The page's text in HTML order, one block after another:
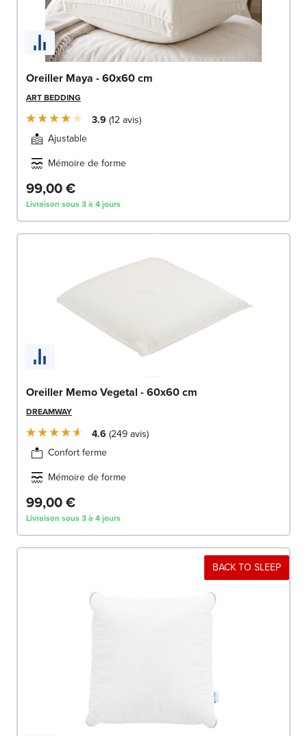
Oreiller Maya - 60x60 cm
ART BEDDING
3.9 12avis
Ajustable
Mémoire de forme
99,00 €
Livraison sous 3 à 4 jours
Oreiller Memo Vegetal - 60x60 cm
DREAMWAY
4.6 249avis
Confort ferme
Mémoire de forme
99,00 €
Livraison sous 3 à 4 jours
BACK TO SLEEP